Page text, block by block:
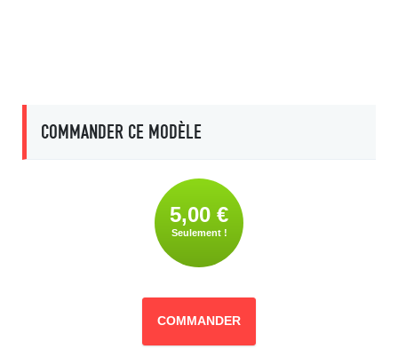
COMMANDER CE MODÈLE
5,00 €
Seulement !
COMMANDER